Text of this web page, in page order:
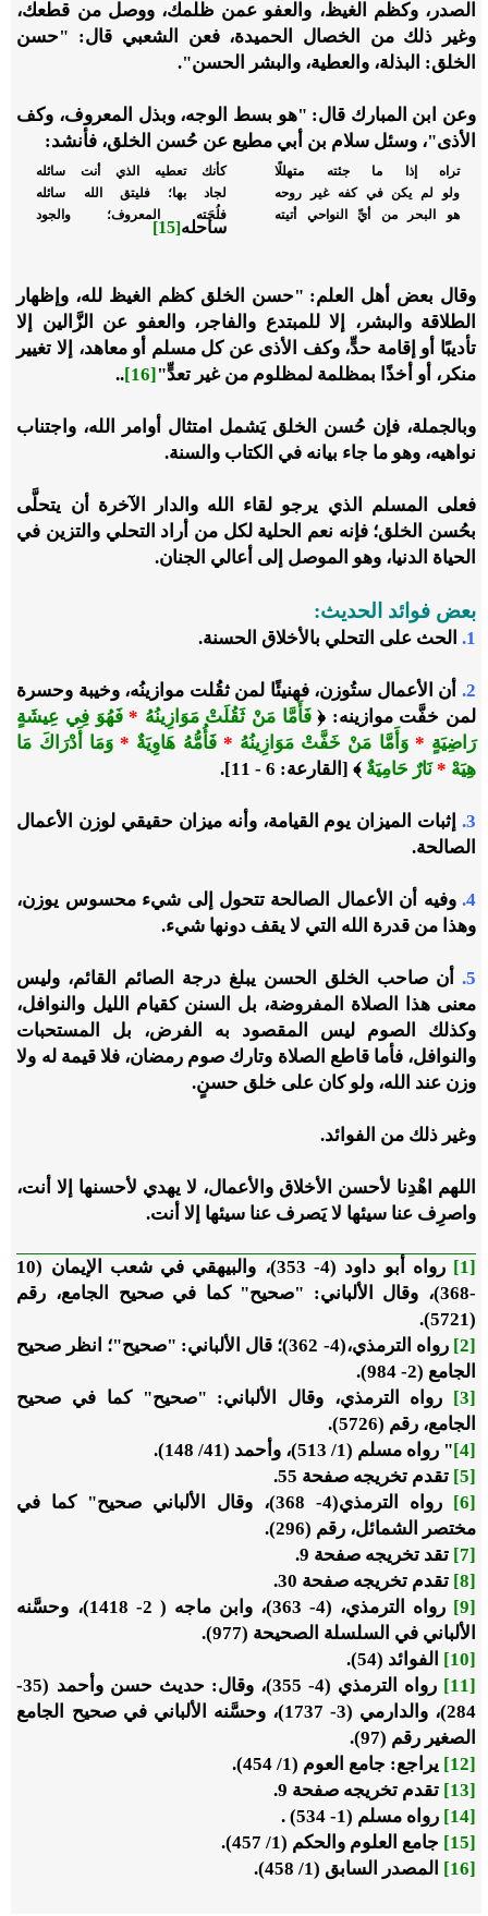
الصدر، وكظم الغيظ، والعفو عمن ظلمك، ووصل من قطعك،
وغير ذلك من الخصال الحميدة، فعن الشعبي قال: "حسن
الخلق: البذلة، والعطية، والبشر الحسن".
وعن ابن المبارك قال: "هو بسط الوجه، وبذل المعروف، وكف
الأذى"، وسئل سلام بن أبي مطيع عن حُسن الخلق، فأنشد:
تراه إذا ما جئته متهللًا
كأنك تعطيه الذي أنت سائله
ولو لم يكن في كفه غير روحه
لجاد بها؛ فليتق الله سائله
هو البحر من أيِّ النواحي أتيته
فلُجَته المعروف؛ والجود
ساحله[15]
وقال بعض أهل العلم: "حسن الخلق كظم الغيظ لله، وإظهار
الطلاقة والبشر، إلا للمبتدع والفاجر، والعفو عن الزَّالين إلا
تأديبًا أو إقامة حدٍّ، وكف الأذى عن كل مسلم أو معاهد، إلا تغيير
منكر، أو أخذًا بمظلمة لمظلوم من غير تعدٍّ"[16]
..
وبالجملة، فإن حُسن الخلق يَشمل امتثال أوامر الله، واجتناب
نواهيه، وهو ما جاء بيانه في الكتاب والسنة.
فعلى المسلم الذي يرجو لقاء الله والدار الآخرة أن يتحلَّى
بحُسن الخلق؛ فإنه نعم الحلية لكل من أراد التحلي والتزين في
الحياة الدنيا، وهو الموصل إلى أعالي الجنان.
بعض فوائد الحديث:
1. الحث على التحلي بالأخلاق الحسنة.
2.
أن الأعمال ستُوزن، فهنيئًا لمن ثقُلت موازينُه، وخيبة وحسرة
لمن خفَّت موازينه: ﴿فَأَمَّا مَنْ ثَقُلَتْ مَوَازِينُهُ *فَهُوَ فِي عِيشَةٍ
رَاضِيَةٍ * وَأَمَّا مَنْ خَفَّتْ مَوَازِينُهُ * فَأُمُّهُ هَاوِيَةٌ *وَمَا أَدْرَاكَ مَا
هِيَهْ *نَارٌ حَامِيَةٌ ﴾ [القارعة: 6 - 11].
3. إثبات الميزان يوم القيامة، وأنه ميزان حقيقي لوزن الأعمال
الصالحة.
4. وفيه أن الأعمال الصالحة تتحول إلى شيء محسوس يوزن،
وهذا من قدرة الله التي لا يقف دونها شيء.
5.
أن صاحب الخلق الحسن يبلغ درجة الصائم القائم، وليس
معنى هذا الصلاة المفروضة، بل السنن كقيام الليل والنوافل،
وكذلك الصوم ليس المقصود به الفرض، بل المستحبات
والنوافل، فأما قاطع الصلاة وتارك صوم رمضان، فلا قيمة له ولا
وزن عند الله، ولو كان على خلق حسنٍ.
وغير ذلك من الفوائد.
اللهم اهْدِنا لأحسن الأخلاق والأعمال، لا يهدي لأحسنها إلا أنت،
واصرِف عنا سيئها لا يَصرف عنا سيئها إلا أنت.
[1]
رواه أبو داود (4- 353)، والبيهقي في شعب الإيمان (10
-368)، وقال الألباني: "صحيح" كما في صحيح الجامع، رقم
(5721).
[2]
رواه الترمذي،(4- 362)؛ قال الألباني: "صحيح"؛ انظر صحيح
الجامع (2- 984).
[3]
رواه الترمذي، وقال الألباني: "صحيح" كما في صحيح
الجامع، رقم (5726).
[4]
" رواه مسلم (1 /
513) ، وأحمد (41 /
148).
[5]
تقدم تخريجه صفحة 55.
[6]
رواه الترمذي(4- 368)، وقال الألباني صحيح" كما في
مختصر الشمائل، رقم (296).
[7]
تقد تخريجه صفحة 9.
[8]
تقدم تخريجه صفحة 30.
[9]
رواه الترمذي، (4- 363)، وابن ماجه ( 2- 1418)، وحسَّنه
الألباني في السلسلة الصحيحة (977).
[10]
الفوائد (54).
[11]
رواه الترمذي (4- 355)، وقال: حديث حسن وأحمد (35-
284)، والدارمي (3- 1737)، وحسَّنه الألباني في صحيح الجامع
الصغير رقم (97).
[12]
يراجع: جامع العوم (1 /
454).
[13]
تقدم تخريجه صفحة 9.
[14]
رواه مسلم (1- 534) .
[15]
جامع العلوم والحكم (1 /
457).
[16]
المصدر السابق (1 /
458).